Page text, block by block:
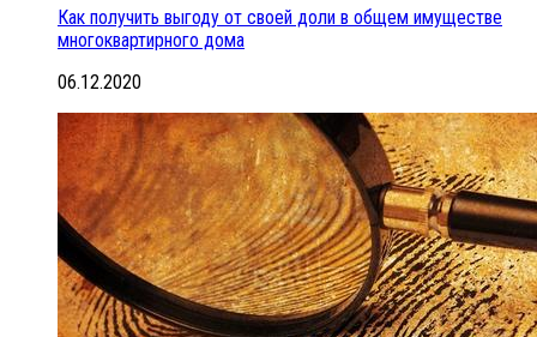
Как получить выгоду от своей доли в общем имуществе
многоквартирного дома
06.12.2020